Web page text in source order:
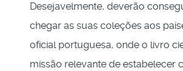
Desejavelmente, deverão
chegar as suas coleções aos
oficial portuguesa, onde o livro
missão relevante de estabelecer